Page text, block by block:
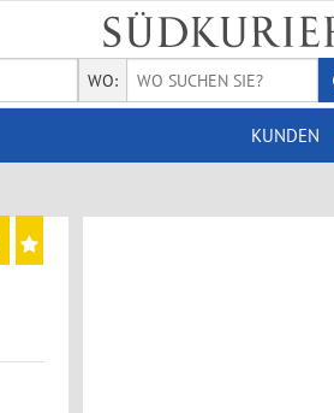
WO:
KUNDEN